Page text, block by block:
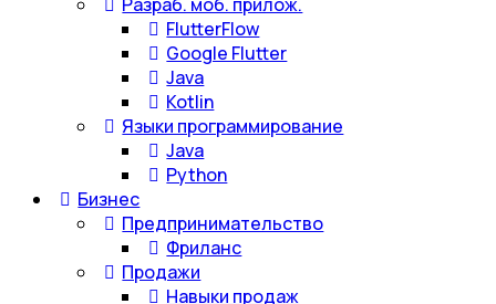
FlutterFlow
Google Flutter
Java
Kotlin
Языки программирование
Java
Python
Бизнес
Предпринимательство
Фриланс
Продажи
Навыки продаж